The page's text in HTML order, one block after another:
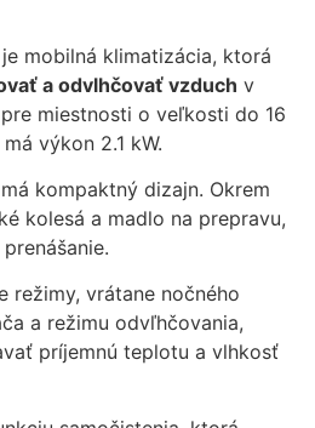
je mobilná klimatizácia, ktorá
a odvlhčovať vzduch v
miestnosti o veľkosti do 16
výkon 2.1 kW.
kompaktný dizajn. Okrem
kolesá a madlo na prepravu,
režimy, vrátane nočného
a režimu odvľhčovania,
príjemnú teplotu a vlhkosť